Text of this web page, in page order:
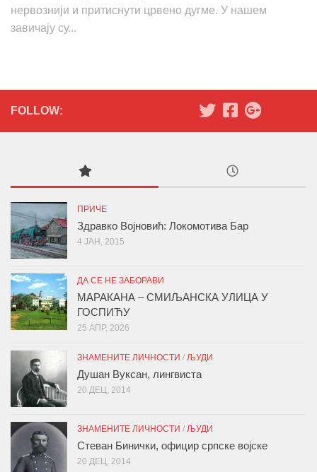
нервознији и притиснути црвено дугме. У нашем
завичају су...
FOLLOW:
ПРИЧЕ
Здравко Војновић: Локомотива Бар
4 ЈАН, 2015
ДА СЕ НЕ ЗАБОРАВИ
МАРАКАНА – СМИЉАНСКА УЛИЦА У
ГОСПИЋУ
25 АПР, 2026
ЗНАМЕНИТЕ ЛИЧНОСТИ / ЉУДИ
Душан Вуксан, лингвиста
20 ДЕЦ, 2014
ЗНАМЕНИТЕ ЛИЧНОСТИ / ЉУДИ
Стеван Бинички, официр српске војске
20 ДЕЦ, 2014